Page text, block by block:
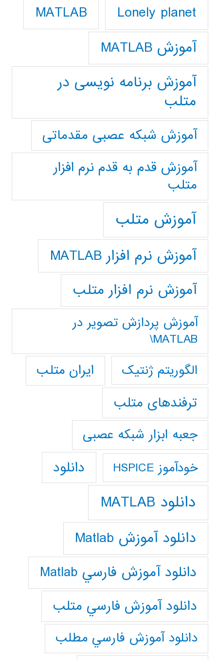
Lonely planet
MATLAB
آموزش MATLAB
آموزش برنامه نویسی در
متلب
آموزش شبکه عصبی مقدماتی
آموزش قدم به قدم نرم افزار
متلب
آموزش متلب
آموزش نرم افزار MATLAB
آموزش نرم افزار متلب
آموزش پردازش تصوير در
MATLAB\
الگوریتم ژنتیک
ایران متلب
ترفندهای متلب
جعبه ابزار شبکه عصبی
خودآموز HSPICE دانلود
دانلود MATLAB
دانلود آموزش Matlab
دانلود آموزش فارسي Matlab
دانلود آموزش فارسي متلب
دانلود آموزش فارسي مطلب